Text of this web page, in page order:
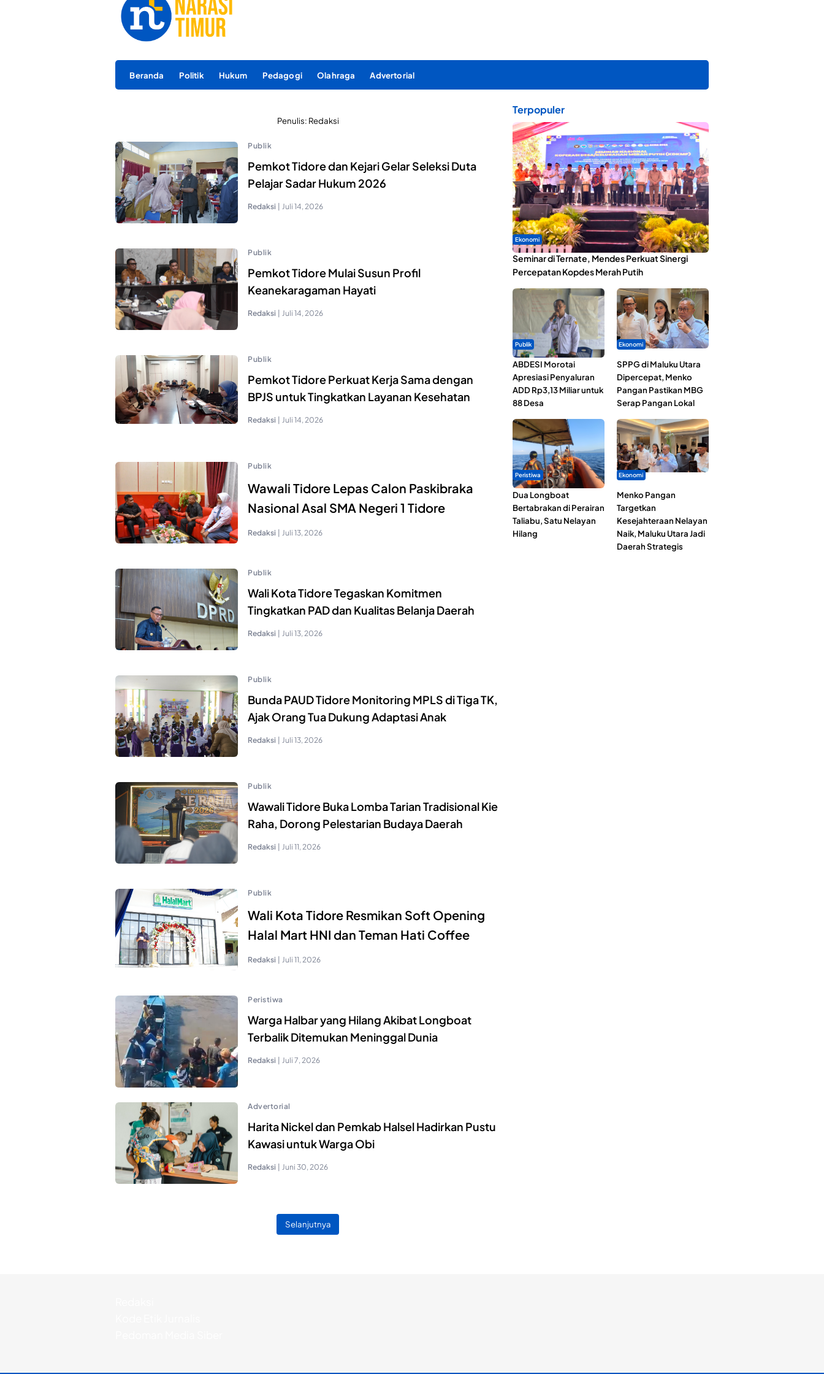
Beranda Politik Hukum Pedagogi Olahraga Advertorial
Penulis: Redaksi
Publik
Pemkot Tidore dan Kejari Gelar Seleksi Duta
Pelajar Sadar Hukum 2026
Redaksi | Juli 14, 2026
Publik
Pemkot Tidore Mulai Susun Profil
Keanekaragaman Hayati
Redaksi | Juli 14, 2026
Publik
Pemkot Tidore Perkuat Kerja Sama dengan
BPJS untuk Tingkatkan Layanan Kesehatan
Redaksi | Juli 14, 2026
Publik
Wawali Tidore Lepas Calon Paskibraka
Nasional Asal SMA Negeri 1 Tidore
Redaksi | Juli 13, 2026
Publik
Wali Kota Tidore Tegaskan Komitmen
Tingkatkan PAD dan Kualitas Belanja Daerah
Redaksi | Juli 13, 2026
Publik
Bunda PAUD Tidore Monitoring MPLS di Tiga TK,
Ajak Orang Tua Dukung Adaptasi Anak
Redaksi | Juli 13, 2026
Publik
Wawali Tidore Buka Lomba Tarian Tradisional Kie
Raha, Dorong Pelestarian Budaya Daerah
Redaksi | Juli 11, 2026
Publik
Wali Kota Tidore Resmikan Soft Opening
Halal Mart HNI dan Teman Hati Coffee
Redaksi | Juli 11, 2026
Peristiwa
Warga Halbar yang Hilang Akibat Longboat
Terbalik Ditemukan Meninggal Dunia
Redaksi | Juli 7, 2026
Advertorial
Harita Nickel dan Pemkab Halsel Hadirkan Pustu
Kawasi untuk Warga Obi
Redaksi | Juni 30, 2026
Selanjutnya
Terpopuler
Ekonomi
Seminar di Ternate, Mendes Perkuat Sinergi
Percepatan Kopdes Merah Putih
Publik
ABDESI Morotai
Apresiasi Penyaluran
ADD Rp3,13 Miliar untuk
88 Desa
Ekonomi
SPPG di Maluku Utara
Dipercepat, Menko
Pangan Pastikan MBG
Serap Pangan Lokal
Peristiwa
Dua Longboat
Bertabrakan di Perairan
Taliabu, Satu Nelayan
Hilang
Ekonomi
Menko Pangan
Targetkan
Kesejahteraan Nelayan
Naik, Maluku Utara Jadi
Daerah Strategis